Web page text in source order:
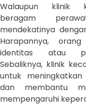
Walaupun klinik
beragam
mendekatinya
Harapannya,
identitas atau
Sebaliknya, klinik
untuk
dan membantu
mempengaruhi